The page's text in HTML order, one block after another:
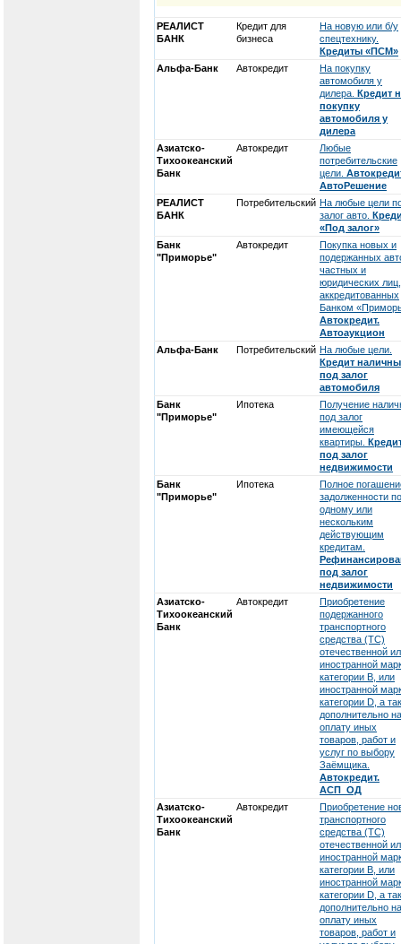
РЕАЛИСТ
БАНК
Кредит для
бизнеса
На новую или б/у
спецтехнику.
Кредиты «ПСМ»
Альфа-Банк
Автокредит
На покупку
автомобиля у
дилера. Кредит
покупку
автомобиля у
дилера
Азиатско-
Тихоокеанский
Банк
Автокредит
Любые
потребительские
цели.
АвтоРешение
РЕАЛИСТ
БАНК
Потребительский На любые цели
залог авто.
«Под залог»
Банк
"Приморье"
Автокредит
Покупка новых и
подержанных
частных и
юридических
аккредитованных
Банком
Автокредит.
Автоаукцион
Альфа-Банк
Потребительский На любые цели.
Кредит
под залог
автомобиля
Банк
"Приморье"
Ипотека
Получение
под залог
имеющейся
квартиры.
под залог
недвижимости
Банк
"Приморье"
Ипотека
Полное
задолженности по
одному или
нескольким
действующим
кредитам.
под залог
недвижимости
Азиатско-
Тихоокеанский
Банк
Автокредит
Приобретение
подержанного
транспортного
средства (ТС)
отечественной
иностранной
категории В, или
иностранной
категории D, а
дополнительно на
оплату иных
товаров, работ и
услуг по выбору
Заёмщика.
Автокредит.
АСП_ОД
Азиатско-
Тихоокеанский
Банк
Автокредит
Приобретение
транспортного
средства (ТС)
отечественной
иностранной
категории В, или
иностранной
категории D, а
дополнительно на
оплату иных
товаров, работ и